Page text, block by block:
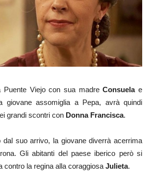
Puente Viejo con sua madreConsuelae
giovane assomiglia a Pepa, avrà quindi
grandi scontri con Donna Francisca.
dal suo arrivo, la giovane diverrà acerrima
Gli abitanti del paese iberico però si
contro la regina alla coraggiosaJulieta.